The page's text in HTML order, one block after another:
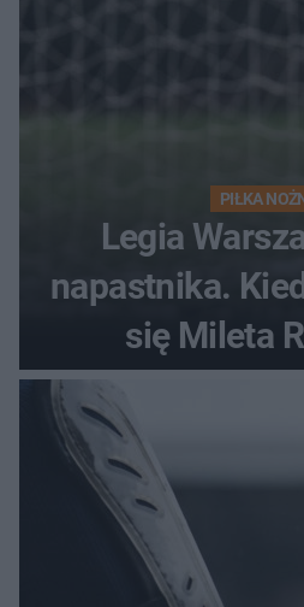
PIŁKA
Legia
napastnika.
się Mileta